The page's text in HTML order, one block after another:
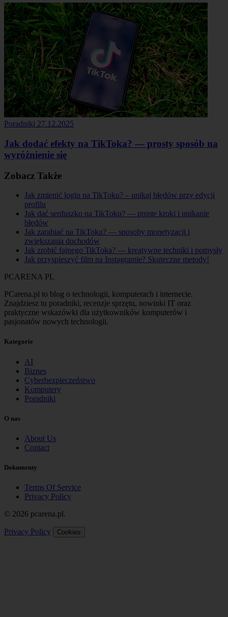
Poradniki 27.12.2025
Jak dodać efekty na TikToka? — prosty sposób na
wyróżnienie się
Zobacz Także
Jak zmienić login na TikToku? – unikaj błędów przy edycji
profilu
Jak dać serduszko na TikToku? — proste kroki i unikanie
błędów
Jak zarabiać na TikToku? — sposoby monetyzacji i
zwiększania dochodów
Jak zrobić fajnego TikToka? — kreatywne techniki i pomysły
Jak przyspieszyć film na Instagramie? Skuteczne metody!
PCARENA PL
PCarena.pl to blog o technologii, komputerach i internecie.
Znajdziesz tu poradniki, recenzje sprzętu, nowinki IT oraz
praktyczne wskazówki dla użytkowników komputerów i
pasjonatów nowych technologii.
Kategorie
AI
Biznes
Cyberbezpieczeństwo
Komputery
Poradniki
O nas
About Us
Contact
Dokumenty
Terms Of Service
Privacy Policy
© 2026 pcarena.pl.
Privacy Policy Cookies